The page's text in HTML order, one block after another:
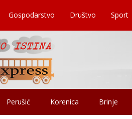
Gospodarstvo Društvo Sport
Perušić Korenica Brinje